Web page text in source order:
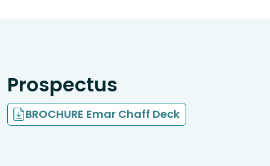
Prospectus
BROCHURE Emar Chaff Deck